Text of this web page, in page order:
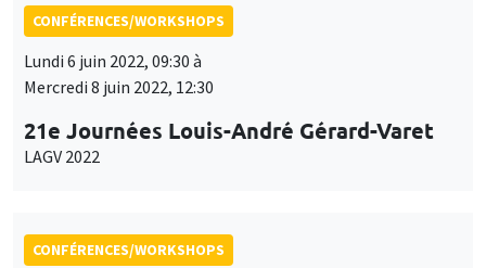
CONFÉRENCES/WORKSHOPS
Lundi 6 juin 2022, 09:30 à
Mercredi 8 juin 2022, 12:30
21e Journées Louis-André Gérard-Varet
LAGV 2022
CONFÉRENCES/WORKSHOPS